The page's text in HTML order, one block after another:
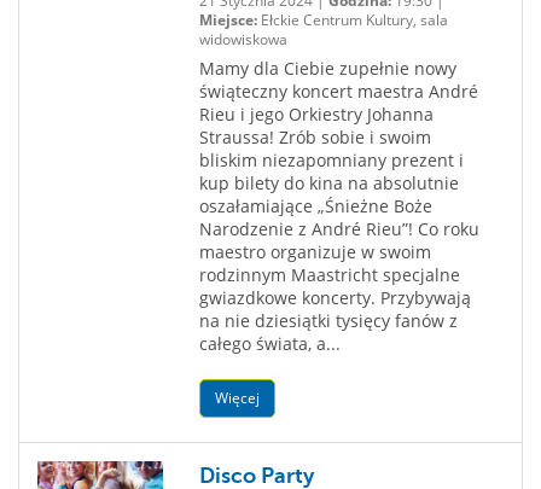
Miejsce:Ełckie Centrum Kultury, sala
widowiskowa
Mamy dla Ciebie zupełnie nowy
świąteczny koncert maestra André
Rieu i jego Orkiestry Johanna
Straussa! Zrób sobie i swoim
bliskim niezapomniany prezent i
kup bilety do kina na absolutnie
oszałamiające „Śnieżne Boże
Narodzenie z André Rieu”! Co roku
maestro organizuje w swoim
rodzinnym Maastricht specjalne
gwiazdkowe koncerty. Przybywają
na nie dziesiątki tysięcy fanów z
całego świata, a...
Więcej
Disco Party